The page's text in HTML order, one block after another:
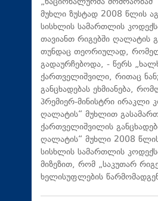
მუხლი ზუსტად 2008 წლის
სისხლის სამართლის
თავიანთ რიგებში ღალატის
თუნდაც თეორიულად,
გადაურჩებოდა, - წერს
ქართველიშვილი, რითაც
განცხადებას ეხმიანება,
პრემიერ-მინისტრი ირაკლი
ღალატის“ მუხლით
ქართველიშვილის
ღალატის“ მუხლი 2008
სისხლის სამართლის
მიზეზით, რომ „საკუთარ
ხელისუფლების